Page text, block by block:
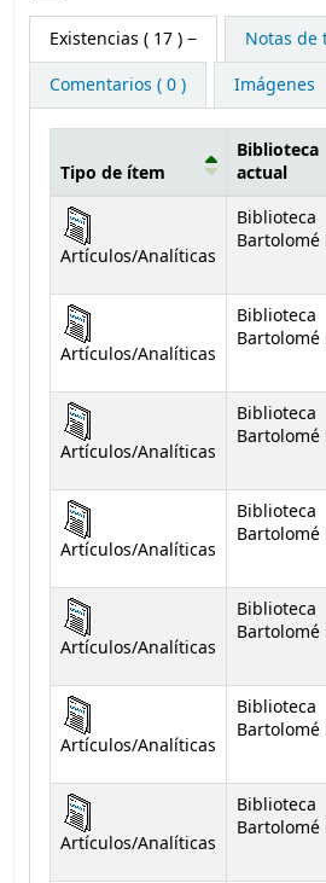
Existencias ( 17 )
Notas de
Comentarios ( 0 )
Imágenes
Existencias
Tipo de ítem
Biblioteca
actual
Artículos/Analíticas
Biblioteca
Artículos/Analíticas
Biblioteca
Artículos/Analíticas
Biblioteca
Artículos/Analíticas
Biblioteca
Artículos/Analíticas
Biblioteca
Artículos/Analíticas
Biblioteca
Artículos/Analíticas
Biblioteca